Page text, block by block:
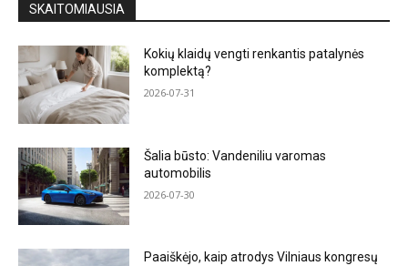
SKAITOMIAUSIA
Kokių klaidų vengti renkantis patalynės
komplektą?
2026-07-31
Šalia būsto: Vandeniliu varomas
automobilis
2026-07-30
Paaiškėjo, kaip atrodys Vilniaus kongresų